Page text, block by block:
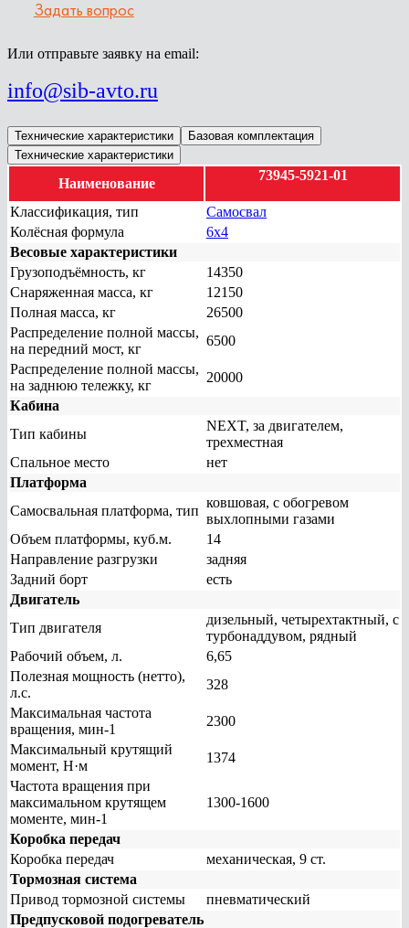
Задать вопрос
Или отправьте заявку на email:
info@sib-avto.ru
Технические характеристики
Базовая комплектация
Технические характеристики
Наименование
73945-5921-01
Классификация, тип
Самосвал
Колёсная формула
6x4
Весовые характеристики
Грузоподъёмность, кг
14350
Снаряженная масса, кг
12150
Полная масса, кг
26500
Распределение полной массы,
на передний мост, кг
6500
Распределение полной массы,
на заднюю тележку, кг
20000
Кабина
Тип кабины
NEXT, за двигателем,
трехместная
Спальное место
нет
Платформа
Самосвальная платформа, тип
ковшовая, с обогревом
выхлопными газами
Объем платформы, куб.м.
14
Направление разгрузки
задняя
Задний борт
есть
Двигатель
Тип двигателя
дизельный, четырехтактный, с
турбонаддувом, рядный
Рабочий объем, л.
6,65
Полезная мощность (нетто),
л.с.
328
Максимальная частота
вращения, мин-1
2300
Максимальный крутящий
момент, Н·м
1374
Частота вращения при
максимальном крутящем
моменте, мин-1
1300-1600
Коробка передач
Коробка передач
механическая, 9 ст.
Тормозная система
Привод тормозной системы
пневматический
Предпусковой подогреватель